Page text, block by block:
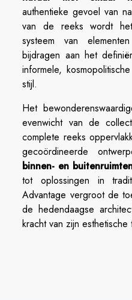
authentieke gevoel van
van de reeks wordt
systeem van
bijdragen aan het
informele,
stijl.
Het
evenwicht van de
complete reeks
gecoördineerde
binnen- en
tot oplossingen in
Advantage vergroot de
de hedendaagse
kracht van zijn